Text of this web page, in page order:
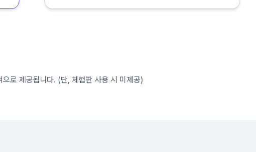
로 제공됩니다. (단, 체험판 사용 시 미제공)